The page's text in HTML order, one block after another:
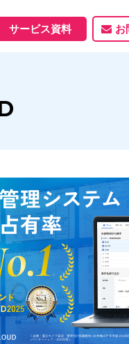
ホームページ制作実績
サービス資料 お